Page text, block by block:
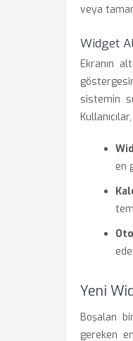
veya
Widget
Ekranın
sistemin
en
Yeni
Boşalan
gereken